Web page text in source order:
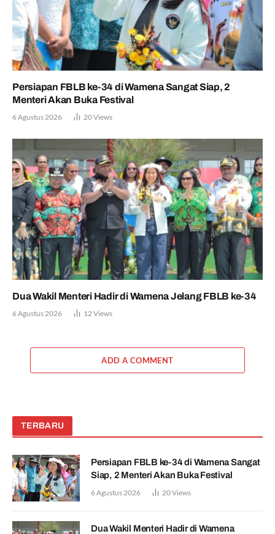
Persiapan FBLB ke-34 di Wamena Sangat Siap, 2
Menteri Akan Buka Festival
6 Agustus 2026 20Views
Dua Wakil Menteri Hadir di Wamena Jelang FBLB ke-34
6 Agustus 2026 12 Views
ADD A COMMENT
TERBARU
Persiapan FBLB ke-34 di Wamena Sangat
Siap, 2 Menteri Akan Buka Festival
6 Agustus 2026 20Views
Dua Wakil Menteri Hadir di Wamena